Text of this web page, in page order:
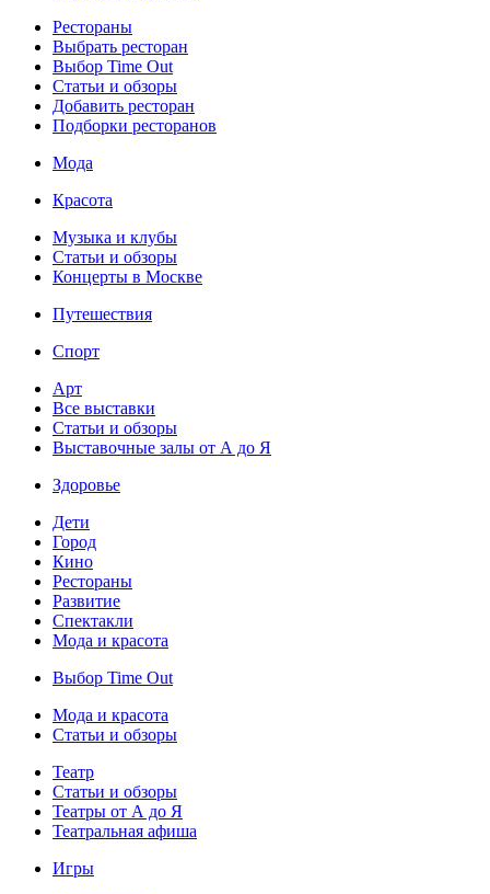
Рестораны
Выбрать ресторан
Выбор Time Out
Статьи и обзоры
Добавить ресторан
Подборки ресторанов
Мода
Красота
Музыка и клубы
Статьи и обзоры
Концерты в Москве
Путешествия
Спорт
Арт
Все выставки
Статьи и обзоры
Выставочные залы от А до Я
Здоровье
Дети
Город
Кино
Рестораны
Развитие
Спектакли
Мода и красота
Выбор Time Out
Мода и красота
Статьи и обзоры
Театр
Статьи и обзоры
Театры от А до Я
Театральная афиша
Игры